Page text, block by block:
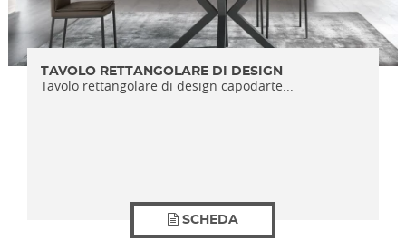
TAVOLO RETTANGOLARE DI DESIGN
Tavolo rettangolare di design capodarte...
SCHEDA